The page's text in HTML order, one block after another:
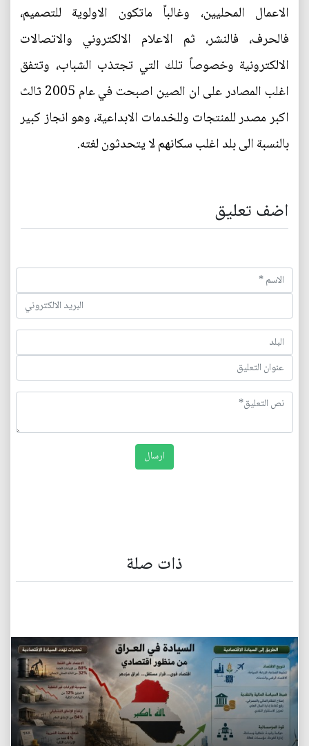
الاعمال المحليين، وغالباً ماتكون الاولوية للتصميم،
فالحرف، فالنشر، ثم الاعلام الالكتروني والاتصالات
الالكترونية وخصوصاً تلك التي تجتذب الشباب، وتتفق
اغلب المصادر على ان الصين اصبحت في عام 2005 ثالث
اكبر مصدر للمنتجات وللخدمات الابداعية، وهو انجاز كبير
بالنسبة الى بلد اغلب سكانهم لا يتحدثون لغته.
اضف تعليق
ذات صلة